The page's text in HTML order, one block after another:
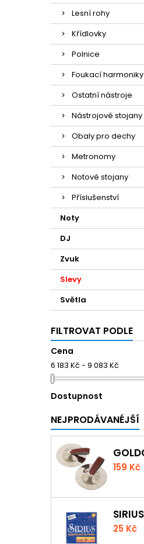
Lesní rohy
Křídlovky
Polnice
Foukací harmoniky
Ostatní nástroje
Nástrojové stojany
Obaly pro dechy
Metronomy
Notové stojany
Příslušenství
Noty
DJ
Zvuk
Slevy
Světla
FILTROVAT PODLE
Cena
6 183 Kč - 9 083 Kč
Dostupnost
NEJPRODÁVANÉJŠÍ
159 Kč
25 Kč